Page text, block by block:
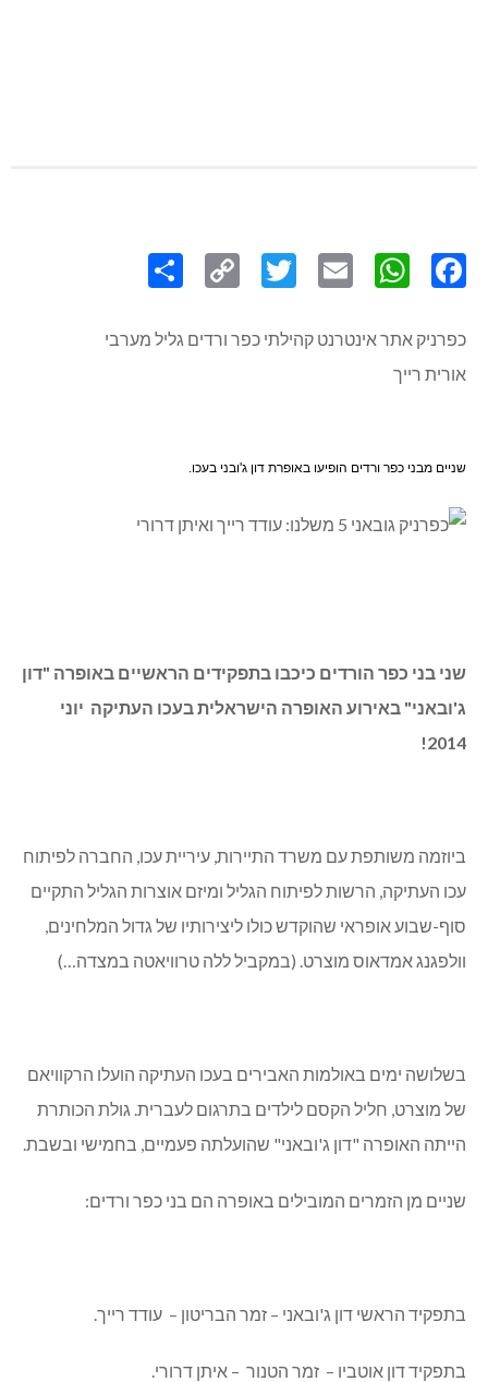
Link
כפרניק אתר אינטרנט קהילתי כפר ורדים גליל מערבי
אורית רייך
שניים מבני כפר ורדים הופיעו באופרת דון ג'ובני בעכו.
שני בני כפר הורדים כיכבו בתפקידים הראשיים באופרה "דון
ג'ובאני" באירוע האופרה הישראלית בעכו העתיקה יוני
2014!
ביוזמה משותפת עם משרד התיירות, עיריית עכו, החברה לפיתוח
עכו העתיקה, הרשות לפיתוח הגליל ומיזם אוצרות הגליל התקיים
סוף-שבוע אופראי שהוקדש כולו ליצירותיו של גדול המלחינים,
וולפגנג אמדאוס מוצרט. (במקביל ללה טרוויאטה במצדה…)
בשלושה ימים באולמות האבירים בעכו העתיקה הועלו הרקוויאם
של מוצרט, חליל הקסם לילדים בתרגום לעברית. גולת הכותרת
הייתה האופרה "דון ג'ובאני" שהועלתה פעמיים, בחמישי ובשבת.
שניים מן הזמרים המובילים באופרה הם בני כפר ורדים:
בתפקיד הראשי דון ג'ובאני – זמר הבריטון – עודד רייך.
בתפקיד דון אוטביו – זמר הטנור – איתן דרורי.